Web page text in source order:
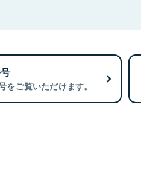
をご覧いただけます。